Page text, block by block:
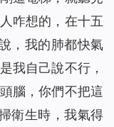
咋想的，在十五
，我的肺都快氣
我自己說不行，
腦，你們不把這
衛生時，我氣得